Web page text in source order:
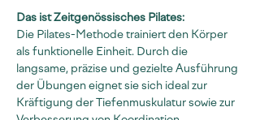
Das ist Zeitgenössisches Pilates:
Die Pilates-Methode trainiert den Körper
als funktionelle Einheit. Durch die
langsame, präzise und gezielte Ausführung
der Übungen eignet sie sich ideal zur
Kräftigung der Tiefenmuskulatur sowie zur